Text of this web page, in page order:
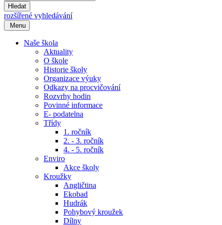
Hledat
rozšířené vyhledávání
Menu
Naše škola
Aktuality
O škole
Historie školy
Organizace výuky
Odkazy na procvičování
Rozvrhy hodin
Povinné informace
E- podatelna
Třídy
1. ročník
2. - 3. ročník
4. - 5. ročník
Enviro
Akce školy
Kroužky
Angličtina
Ekobad
Hudrák
Pohybový kroužek
Dílny